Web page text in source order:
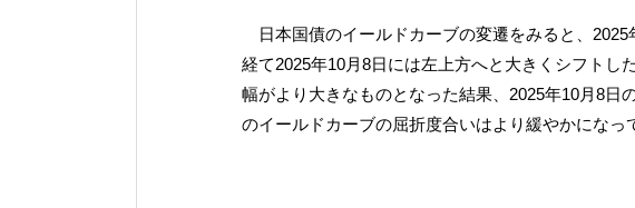
日本国債のイールドカーブの変遷をみると、2025
経て2025年10月8日には左上方へと大きくシフトし
幅がより大きなものとなった結果、2025年10月8日
のイールドカーブの屈折度合いはより緩やかになっ